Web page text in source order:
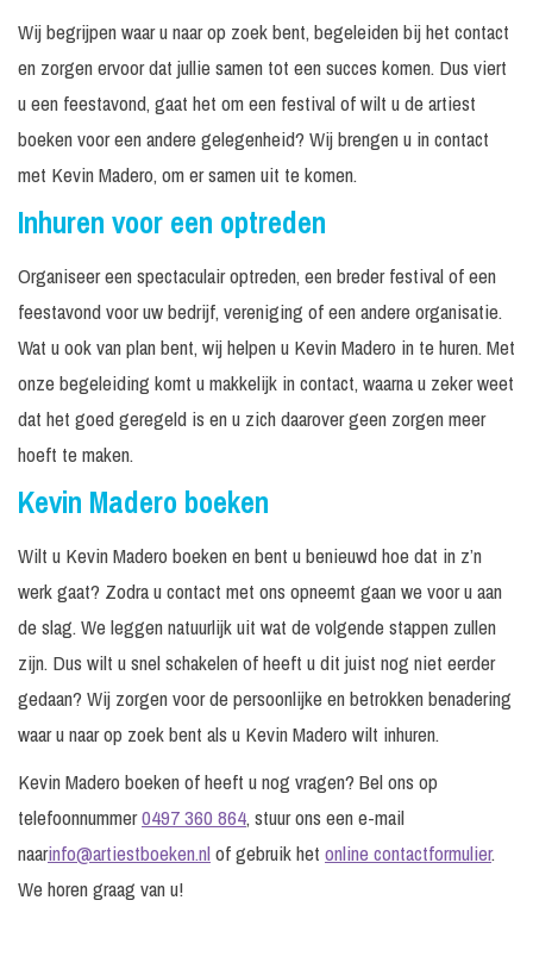
Wij begrijpen waar u naar op zoek bent, begeleiden bij het contact
en zorgen ervoor dat jullie samen tot een succes komen. Dus viert
u een feestavond, gaat het om een festival of wilt u de artiest
boeken voor een andere gelegenheid? Wij brengen u in contact
met Kevin Madero, om er samen uit te komen.
Inhuren voor een optreden
Organiseer een spectaculair optreden, een breder festival of een
feestavond voor uw bedrijf, vereniging of een andere organisatie.
Wat u ook van plan bent, wij helpen u Kevin Madero in te huren. Met
onze begeleiding komt u makkelijk in contact, waarna u zeker weet
dat het goed geregeld is en u zich daarover geen zorgen meer
hoeft te maken.
Kevin Madero boeken
Wilt u Kevin Madero boeken en bent u benieuwd hoe dat in z’n
werk gaat? Zodra u contact met ons opneemt gaan we voor u aan
de slag. We leggen natuurlijk uit wat de volgende stappen zullen
zijn. Dus wilt u snel schakelen of heeft u dit juist nog niet eerder
gedaan? Wij zorgen voor de persoonlijke en betrokken benadering
waar u naar op zoek bent als u Kevin Madero wilt inhuren.
Kevin Madero boeken of heeft u nog vragen? Bel ons op
telefoonnummer0497 360 864, stuur ons een e-mail
naarinfo@artiestboeken.nlof gebruik het online contactformulier.
We horen graag van u!